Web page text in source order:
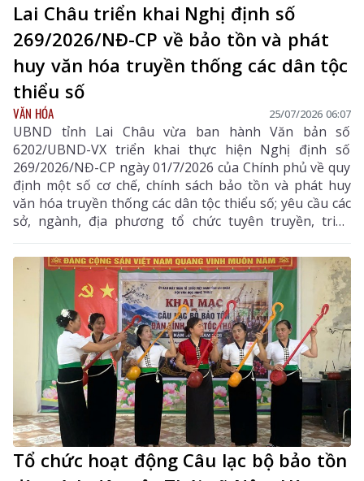
Lai Châu triển khai Nghị định số
269/2026/NĐ-CP về bảo tồn và phát
huy văn hóa truyền thống các dân tộc
thiểu số
VĂN HÓA 25/07/2026 06:07
UBND tỉnh Lai Châu vừa ban hành Văn bản số
6202/UBND-VX triển khai thực hiện Nghị định số
269/2026/NĐ-CP ngày 01/7/2026 của Chính phủ về quy
định một số cơ chế, chính sách bảo tồn và phát huy
văn hóa truyền thống các dân tộc thiểu số; yêu cầu các
sở, ngành, địa phương tổ chức tuyên truyền, triển
khai đồng bộ các nhiệm vụ theo quy định, góp phần
gìn giữ và phát huy bản sắc văn hóa các dân tộc trên
địa bàn tỉnh.
Tổ chức hoạt động Câu lạc bộ bảo tồn